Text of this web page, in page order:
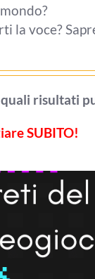
la voce?
quali risultati
SUBITO!